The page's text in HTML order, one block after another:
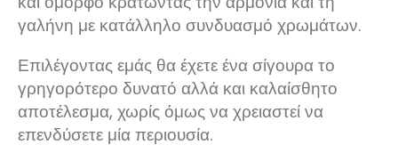
γαλήνη με κατάλληλο συνδυασμό χρωμάτων.
Επιλέγοντας εμάς θα έχετε ένα σίγουρα το
γρηγορότερο δυνατό αλλά και καλαίσθητο
αποτέλεσμα, χωρίς όμως να χρειαστεί να
επενδύσετε μία περιουσία.